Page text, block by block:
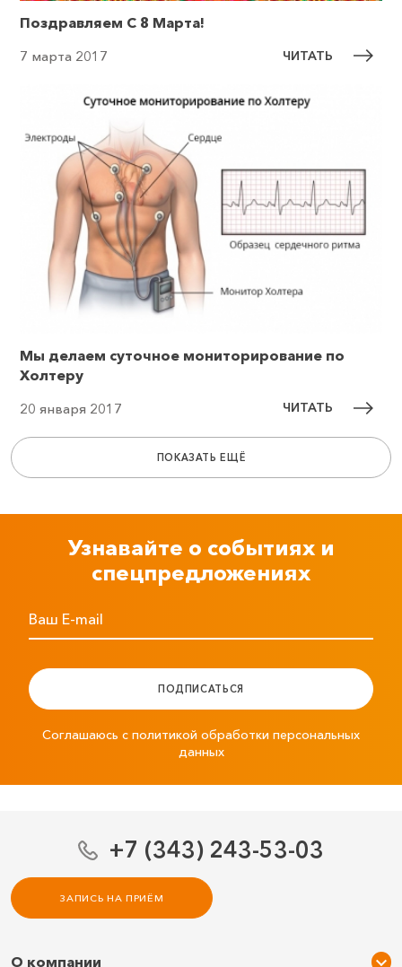
Поздравляем C 8 Марта!
7 марта 2017 ЧИТАТЬ
Мы делаем суточное мониторирование по
Холтеру
20 января 2017 ЧИТАТЬ
ПОКАЗАТЬ ЕЩЁ
Узнавайте о событиях и
спецпредложениях
Ваш E-mail
ПОДПИСАТЬСЯ
Соглашаюсь с политикой обработки персональных
данных
+7 (343) 243-53-03
ЗАПИСЬ НА ПРИЁМ
О компании